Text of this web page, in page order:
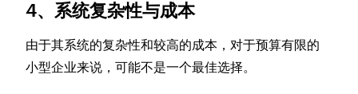
4、系统复杂性与成本
由于其系统的复杂性和较高的成本，对于预算有限的
小型企业来说，可能不是一个最佳选择。